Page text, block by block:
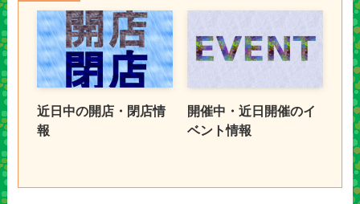
近日中の開店・閉店情
報
開催中・近日開催のイ
ベント情報